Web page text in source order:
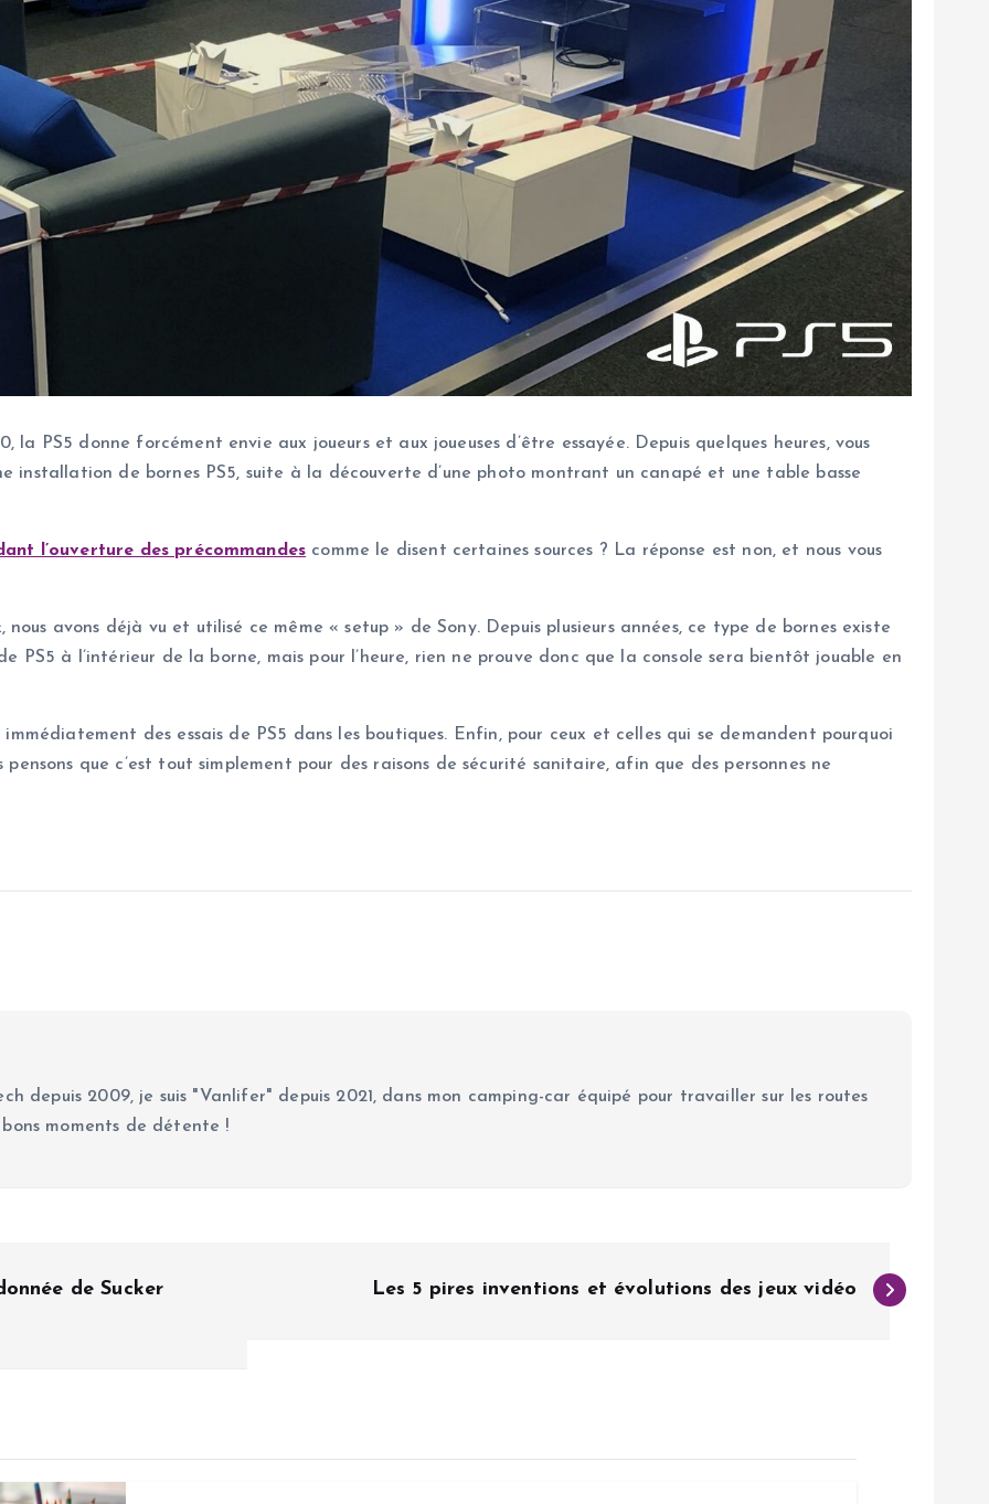
PS5 donne forcément envie aux joueurs et aux joueuses d’être essayée. Depuis quelques heures, vous
installation de bornes PS5, suite à la découverte d’une photo montrant un canapé et une table basse
l’ouverture des précommandes comme le disent certaines sources ? La réponse est non, et nous vous
avons déjà vu et utilisé ce même « setup » de Sony. Depuis plusieurs années, ce type de bornes existe
PS5 à l’intérieur de la borne, mais pour l’heure, rien ne prouve donc que la console sera bientôt jouable en
des essais de PS5 dans les boutiques. Enfin, pour ceux et celles qui se demandent pourquoi
que c’est tout simplement pour des raisons de sécurité sanitaire, afin que des personnes ne
depuis 2009, je suis "Vanlifer" depuis 2021, dans mon camping-car équipé pour travailler sur les routes
moments de détente !
de Sucker
Les 5 pires inventions et évolutions des jeux vidéo